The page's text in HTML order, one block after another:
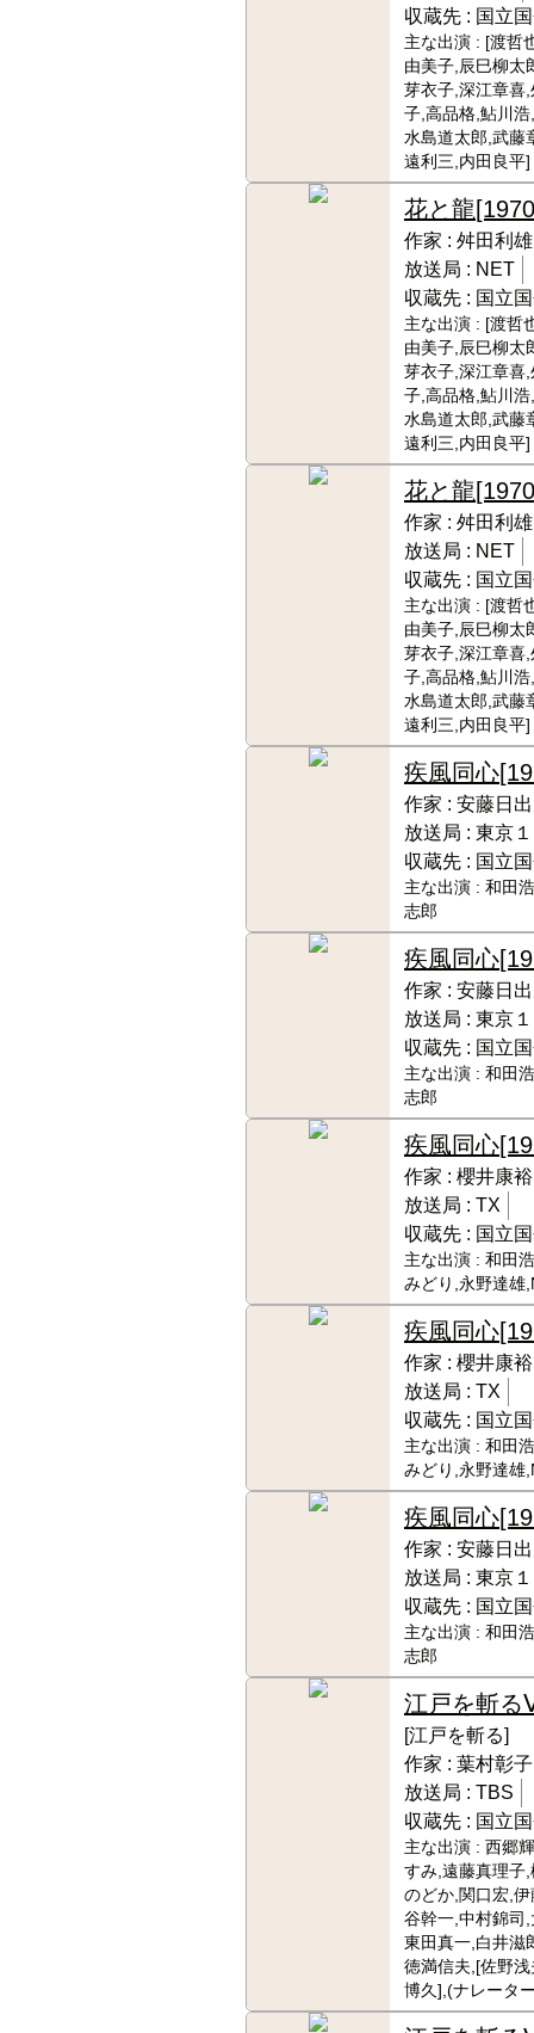
収蔵先 : 国立
主な出演 : [渡哲
由美子,辰巳柳太
芽衣子,深江章喜
子,高品格,鮎川
水島道太郎,武藤
遠利三,内田良平]
花と龍
作家 : 舛田利雄
放送局 : NET
収蔵先 : 国立
主な出演 : [渡哲
由美子,辰巳柳太
芽衣子,深江章喜
子,高品格,鮎川
水島道太郎,武藤
遠利三,内田良平]
花と龍
作家 : 舛田利雄
放送局 : NET
収蔵先 : 国立
主な出演 : [渡哲
由美子,辰巳柳太
芽衣子,深江章喜
子,高品格,鮎川
水島道太郎,武藤
遠利三,内田良平]
疾風同心
作家 : 安藤日
放送局 : 東京
収蔵先 : 国立
主な出演 : 和田
志郎
疾風同心
作家 : 安藤日
放送局 : 東京
収蔵先 : 国立
主な出演 : 和田
志郎
疾風同心
作家 : 櫻井康裕
放送局 : TX
収蔵先 : 国立
主な出演 : 和田
みどり,永野達雄
疾風同心
作家 : 櫻井康裕
放送局 : TX
収蔵先 : 国立
主な出演 : 和田
みどり,永野達雄
疾風同心
作家 : 安藤日
放送局 : 東京
収蔵先 : 国立
主な出演 : 和田
志郎
江戸を斬る
[江戸を斬る]
作家 : 葉村彰子
放送局 : TBS
収蔵先 : 国立
主な出演 : 西郷
すみ,遠藤真理子
のどか,関口宏,
谷幹一,中村錦司
東田真一,白井滋
徳満信夫,[佐野
博久],(ナレータ